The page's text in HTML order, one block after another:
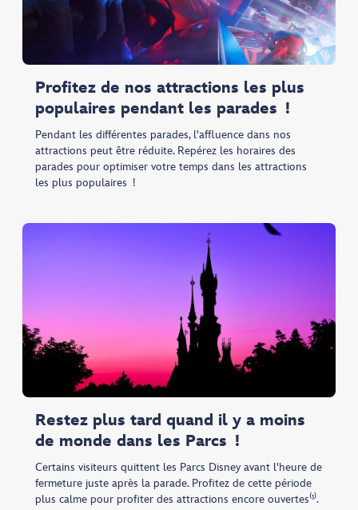
Profitez de nos attractions les plus
populaires pendant les parades !
Pendant les différentes parades, l'affluence dans nos
attractions peut être réduite. Repérez les horaires des
parades pour optimiser votre temps dans les attractions
les plus populaires !
Restez plus tard quand il y a moins
de monde dans les Parcs !
Certains visiteurs quittent les Parcs Disney avant l'heure de
fermeture juste après la parade. Profitez de cette période
plus calme pour profiter des attractions encore ouvertes⁽¹⁾.